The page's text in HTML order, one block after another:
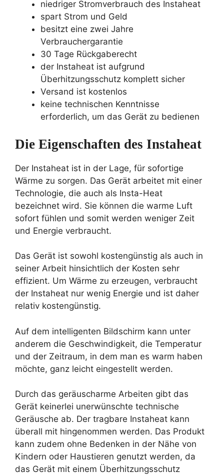
niedriger Stromverbrauch des Instaheat
spart Strom und Geld
besitzt eine zwei Jahre
Verbrauchergarantie
30 Tage Rückgaberecht
der Instaheat ist aufgrund
Überhitzungsschutz komplett sicher
Versand ist kostenlos
keine technischen Kenntnisse
erforderlich, um das Gerät zu bedienen
Die Eigenschaften des Instaheat
Der Instaheat ist in der Lage, für sofortige
Wärme zu sorgen. Das Gerät arbeitet mit einer
Technologie, die auch als Insta-Heat
bezeichnet wird. Sie können die warme Luft
sofort fühlen und somit werden weniger Zeit
und Energie verbraucht.
Das Gerät ist sowohl kostengünstig als auch in
seiner Arbeit hinsichtlich der Kosten sehr
effizient. Um Wärme zu erzeugen, verbraucht
der Instaheat nur wenig Energie und ist daher
relativ kostengünstig.
Auf dem intelligenten Bildschirm kann unter
anderem die Geschwindigkeit, die Temperatur
und der Zeitraum, in dem man es warm haben
möchte, ganz leicht eingestellt werden.
Durch das geräuscharme Arbeiten gibt das
Gerät keinerlei unerwünschte technische
Geräusche ab. Der tragbare Instaheat kann
überall mit hingenommen werden. Das Produkt
kann zudem ohne Bedenken in der Nähe von
Kindern oder Haustieren genutzt werden, da
das Gerät mit einem Überhitzungsschutz